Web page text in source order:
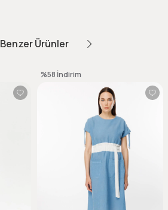
Benzer Ürünler
%58 İndirim